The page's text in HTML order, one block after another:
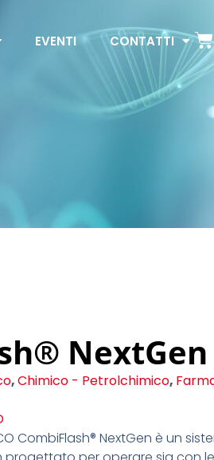
EVENTI CONTATTI
NextGen
,Chimico - Petrolchimico,
CombiFlash® NextGen è un